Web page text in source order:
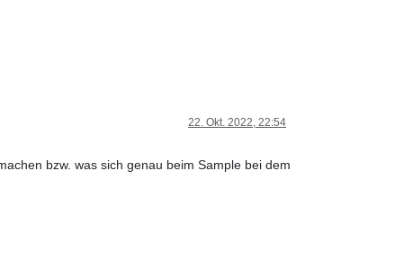
22. Okt. 2022, 22:54
bzw. was sich genau beim Sample bei dem